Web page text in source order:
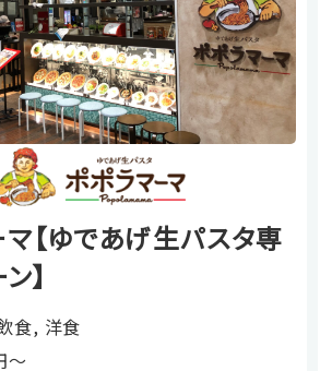
【ゆであげ生パスタ専
】
食, 洋食
〜